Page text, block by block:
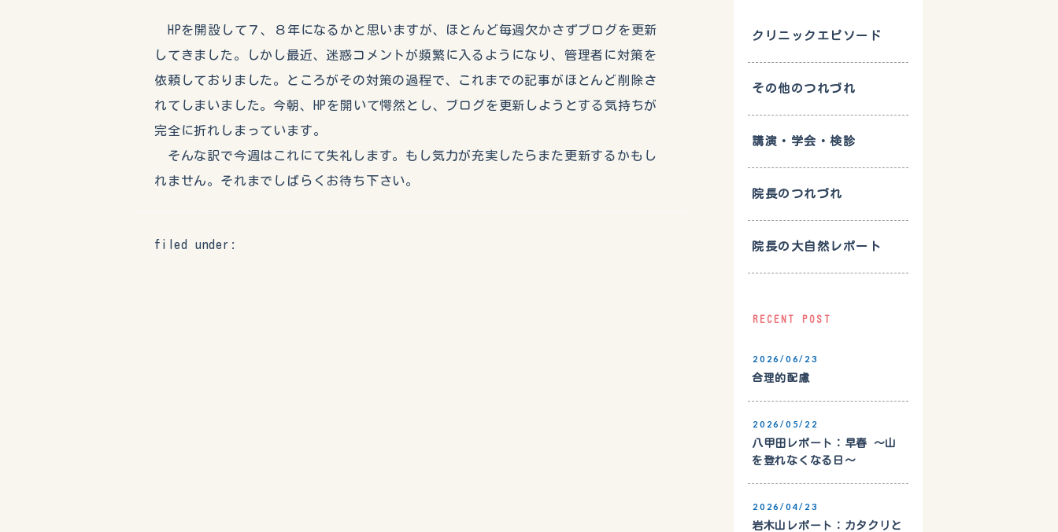
HPを開設して７、８年になるかと思いますが、ほとんど毎週欠かさずブログを更新
してきました。しかし最近、迷惑コメントが頻繁に入るようになり、管理者に対策を
依頼しておりました。ところがその対策の過程で、これまでの記事がほとんど削除さ
れてしまいました。今朝、HPを開いて愕然とし、ブログを更新しようとする気持ちが
完全に折れしまっています。
そんな訳で今週はこれにて失礼します。もし気力が充実したらまた更新するかもし
れません。それまでしばらくお待ち下さい。
filed under:
クリニックエピソード
その他のつれづれ
講演・学会・検診
院長のつれづれ
院長の大自然レポート
RECENT POST
2026/06/23
合理的配慮
2026/05/22
八甲田レポート：早春 〜山
を登れなくなる日〜
2026/04/23
岩木山レポート：カタクリと